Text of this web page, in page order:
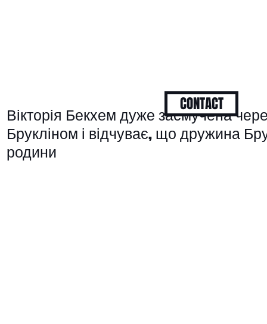
Вікторія Бекхем дуже засмучена
Брукліном і відчуває, що дружина
родини
CONTACT